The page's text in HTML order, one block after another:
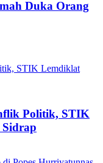
Duka Orang
Politik, STIK